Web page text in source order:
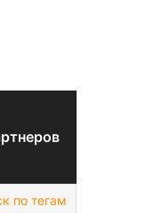
по тегам